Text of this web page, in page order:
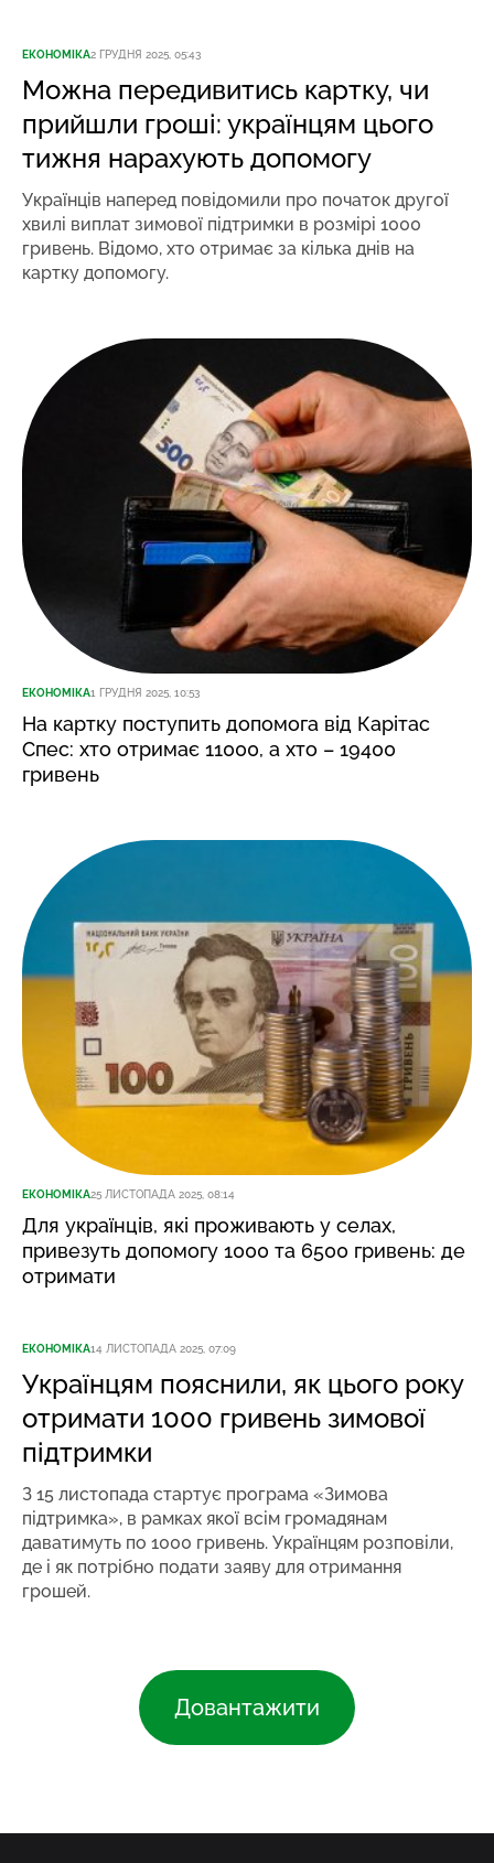
ЕКОНОМІКА2 ГРУДНЯ 2025, 05:43
Можна передивитись картку, чи
прийшли гроші: українцям цього
тижня нарахують допомогу
Українців наперед повідомили про початок другої
хвилі виплат зимової підтримки в розмірі 1000
гривень. Відомо, хто отримає за кілька днів на
картку допомогу.
ЕКОНОМІКА1 ГРУДНЯ 2025, 10:53
На картку поступить допомога від Карітас
Спес: хто отримає 11000, а хто – 19400
гривень
ЕКОНОМІКА25 ЛИСТОПАДА 2025, 08:14
Для українців, які проживають у селах,
привезуть допомогу 1000 та 6500 гривень: де
отримати
ЕКОНОМІКА14 ЛИСТОПАДА 2025, 07:09
Українцям пояснили, як цього року
отримати 1000 гривень зимової
підтримки
З 15 листопада стартує програма «Зимова
підтримка», в рамках якої всім громадянам
даватимуть по 1000 гривень. Українцям розповіли,
де і як потрібно подати заяву для отримання
грошей.
Довантажити